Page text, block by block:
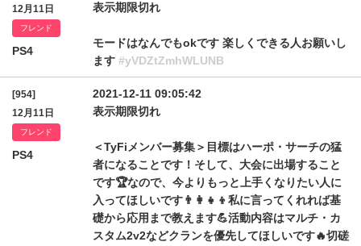
12月11日
フレンド
PS4
表示期限切れ
モードはなんでもokです 楽しくできる人お願いし
ます #yVDZtZmhWLUNB
[954]
12月11日
フレンド
PS4
2021-12-11 09:05:42
表示期限切れ
＜TyFiメンバー募集＞目標はハーポ・サーチの猛
者になることです！そして、大会に出場すること
です🏆なので、今よりもっと上手くなりたい人に
入ってほしいです👨‍👩‍👧‍👦私に言ってくれれば基
礎から応用まで教えます💪活動内容はマルチ・カ
スタム2v2などクランを優先してほしいです🔥切磋